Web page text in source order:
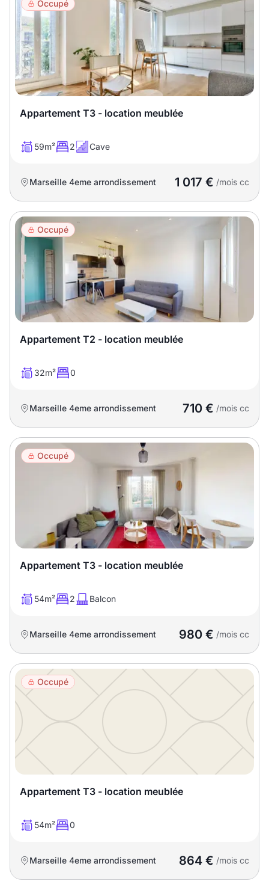
Occupé
Appartement T3 - location meublée
59m² 2 Cave
Marseille 4eme arrondissement 1 017 € /mois cc
Occupé
Appartement T2 - location meublée
32m² 0
Marseille 4eme arrondissement 710 € /mois cc
Occupé
Appartement T3 - location meublée
54m² 2 Balcon
Marseille 4eme arrondissement 980 € /mois cc
Occupé
Appartement T3 - location meublée
54m² 0
Marseille 4eme arrondissement 864 € /mois cc